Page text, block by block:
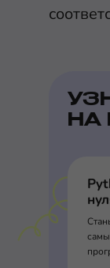
НА